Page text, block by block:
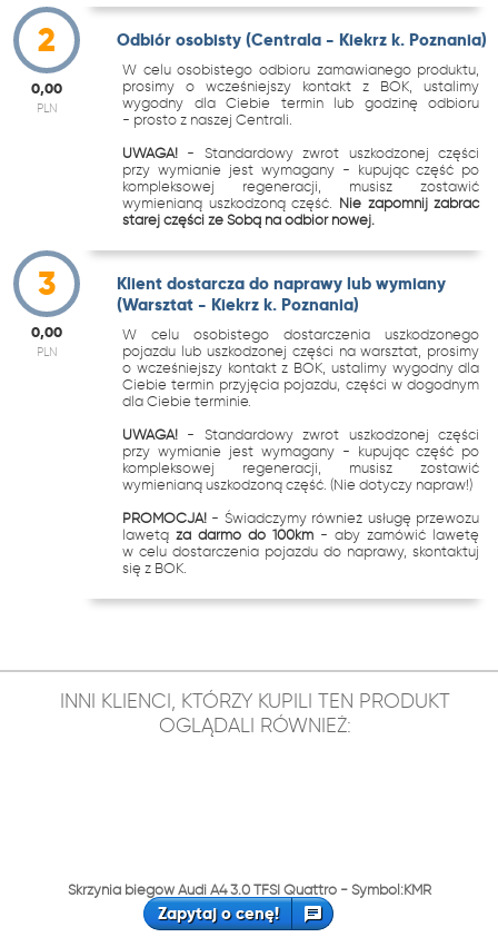
2
0,00
PLN
Odbiór osobisty (Centrala - Kiekrz k. Poznania)
W celu osobistego odbioru zamawianego produktu,
prosimy o wcześniejszy kontakt z BOK, ustalimy
wygodny dla Ciebie termin lub godzinę odbioru
- prosto z naszej Centrali.
UWAGA! - Standardowy zwrot uszkodzonej części
przy wymianie jest wymagany - kupując część po
kompleksowej regeneracji, musisz zostawić
wymienianą uszkodzoną część. Nie zapomnij zabrać
starej części ze Sobą na odbiór nowej.
3
0,00
PLN
Klient dostarcza do naprawy lub wymiany
(Warsztat - Kiekrz k. Poznania)
W celu osobistego dostarczenia uszkodzonego
pojazdu lub uszkodzonej części na warsztat, prosimy
o wcześniejszy kontakt z BOK, ustalimy wygodny dla
Ciebie termin przyjęcia pojazdu, części w dogodnym
dla Ciebie terminie.
UWAGA! - Standardowy zwrot uszkodzonej części
przy wymianie jest wymagany - kupując część po
kompleksowej regeneracji, musisz zostawić
wymienianą uszkodzoną część. (Nie dotyczy napraw!)
PROMOCJA! - Świadczymy również usługę przewozu
lawetąza darmo do 100km - aby zamówić lawetę
w celu dostarczenia pojazdu do naprawy, skontaktuj
się z BOK.
INNI KLIENCI, KTÓRZY KUPILI TEN PRODUKT
OGLĄDALI RÓWNIEŻ:
Skrzynia biegów Audi A4 3.0 TFSI Quattro - Symbol:KMR
Zapytaj o cenę!